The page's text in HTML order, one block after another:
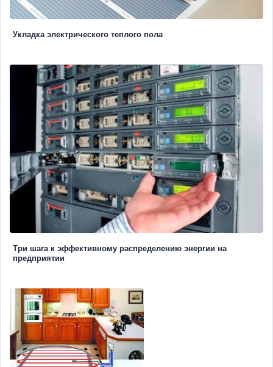
Укладка электрического теплого пола
Три шага к эффективному распределению энергии на
предприятии